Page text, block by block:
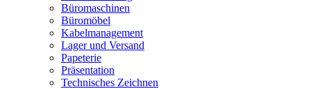
Büromaschinen
Büromöbel
Kabelmanagement
Lager und Versand
Papeterie
Präsentation
Technisches Zeichnen